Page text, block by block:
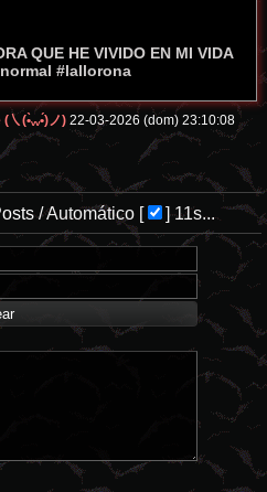
QUE HE VIVIDO EN MI VIDA
#lallorona
(•̀ᵥᵥ•́)ノ) 22-03-2026 (dom) 23:10:08
/Automático[ ] 10s...